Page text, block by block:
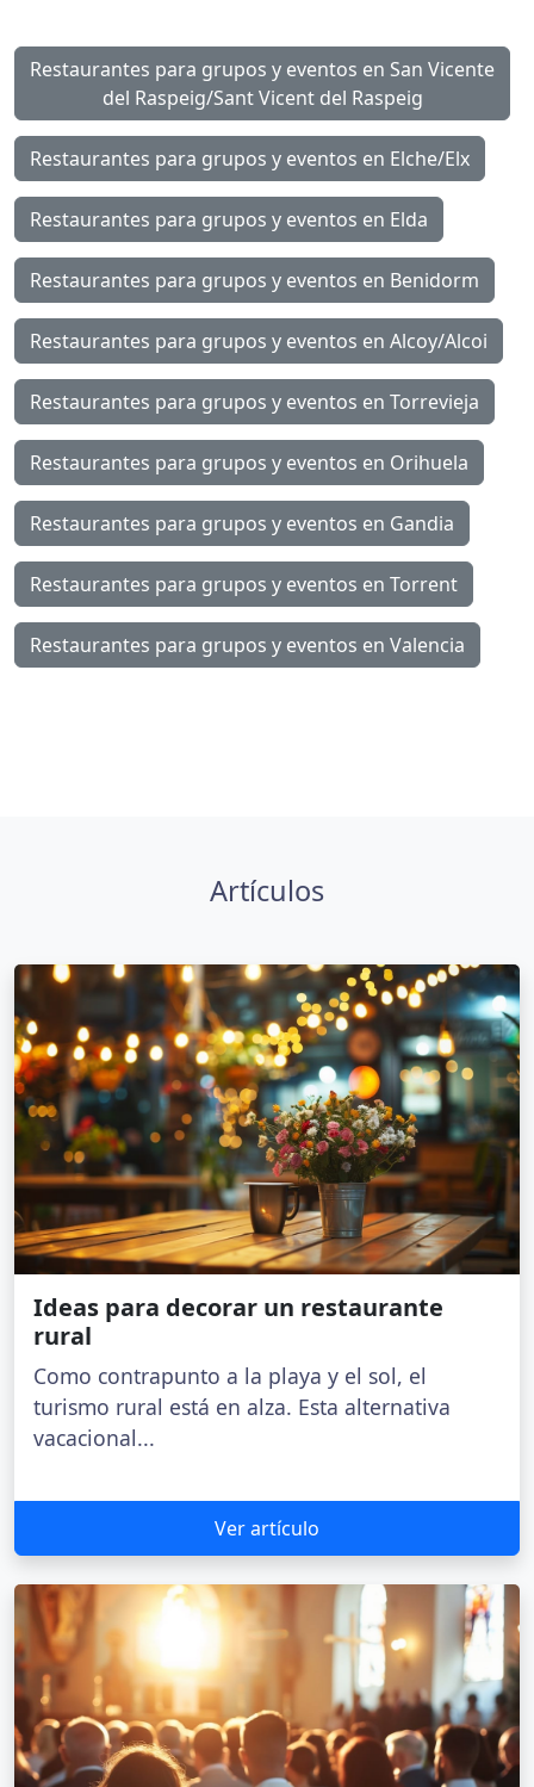
Restaurantes para grupos y eventos en San Vicente
del Raspeig/Sant Vicent del Raspeig
Restaurantes para grupos y eventos en Elche/Elx
Restaurantes para grupos y eventos en Elda
Restaurantes para grupos y eventos en Benidorm
Restaurantes para grupos y eventos en Alcoy/Alcoi
Restaurantes para grupos y eventos en Torrevieja
Restaurantes para grupos y eventos en Orihuela
Restaurantes para grupos y eventos en Gandia
Restaurantes para grupos y eventos en Torrent
Restaurantes para grupos y eventos en Valencia
Artículos
Ideas para decorar un restaurante
rural
Como contrapunto a la playa y el sol, el
turismo rural está en alza. Esta alternativa
vacacional...
Ver artículo